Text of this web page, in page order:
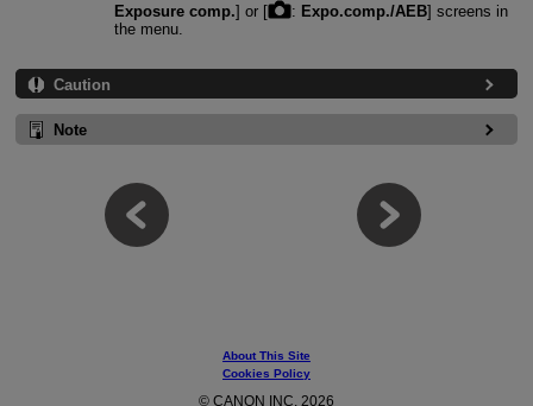
Exposure comp.] or [ : Expo.comp./AEB] screens in
the menu.
Caution
Note
About This Site
Cookies Policy
© CANON INC. 2026